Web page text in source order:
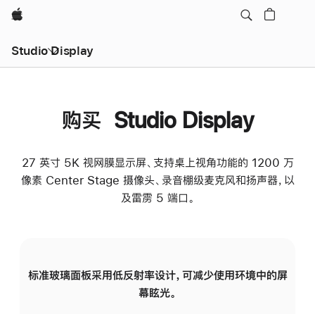
Apple
Studio Display
购买 Studio Display
27 英寸 5K 视网膜显示屏、支持桌上视角功能的 1200 万
像素 Center Stage 摄像头、录音棚级麦克风和扬声器，以
及雷雳 5 端口。
标准玻璃面板采用低反射率设计，可减少使用环境中的屏
幕眩光。